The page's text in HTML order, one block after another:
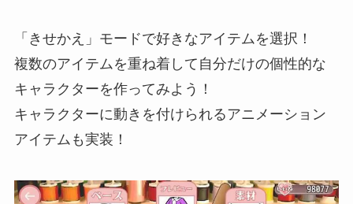
「きせかえ」モードで好きなアイテムを選択！
複数のアイテムを重ね着して自分だけの個性的な
キャラクターを作ってみよう！
キャラクターに動きを付けられるアニメーション
アイテムも実装！